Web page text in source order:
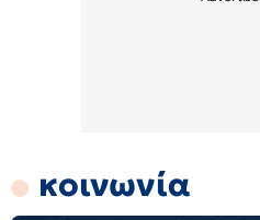
κοινωνία